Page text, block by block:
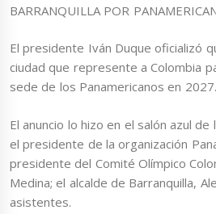
BARRANQUILLA POR
El presidente Iván Duque oficializó
ciudad que represente a Colombia
sede de los Panamericanos en 2027.
El anuncio lo hizo en el salón azul
el presidente de la organización
presidente del Comité Olímpico
Medina; el alcalde de Barranquilla,
asistentes.